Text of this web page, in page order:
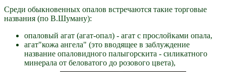
Среди обыкновенных опалов встречаются такие торговые
названия (по В.Шуману):
опаловый агат (агат-опал) - агат с прослойками опала,
агат"кожа ангела" (это вводящее в заблуждение
название опаловидного палыгорскита - силикатного
минерала от беловатого до розового цвета),